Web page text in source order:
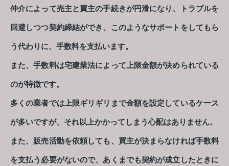
仲介によって売主と買主の手続きが円滑になり、トラブルを
回避しつつ契約締結ができ、このようなサポートをしてもら
う代わりに、手数料を支払います。
また、手数料は宅建業法によって上限金額が決められている
のが特徴です。
多くの業者では上限ギリギリまで金額を設定しているケース
が多いですが、それ以上かかってしまう心配はありません。
また、販売活動を依頼しても、買主が決まらなければ手数料
を支払う必要がないので、あくまでも契約が成立したときに